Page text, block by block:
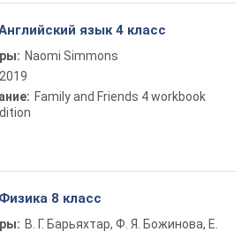
язык 4 класс
Naomi Simmons
2019
Family and Friends 4 workbook
8 класс
В. Г. Барьяхтар, Ф. Я. Божинова, Е.